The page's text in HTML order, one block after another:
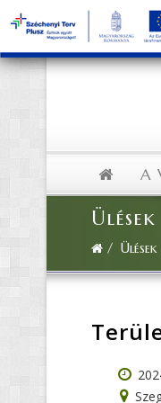
Facebook
A
Ülések
Ülések